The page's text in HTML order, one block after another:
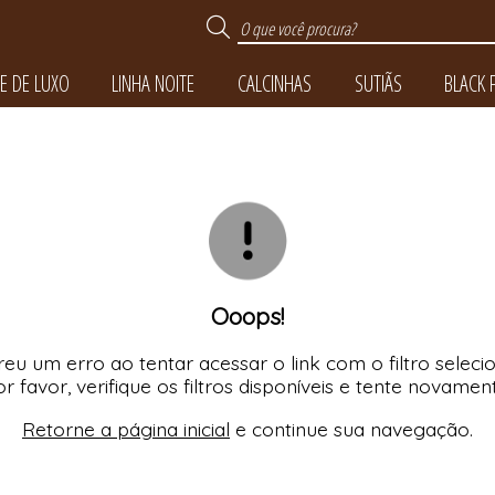
DE LUXO LINHA NOITE CALCINHAS SUTIÃS BLACK
Ooops!
um erro ao tentar acessar o link com o filtro
favor, verifique os filtros disponíveis e tente
Retorne a página inicial e continue sua navegação.